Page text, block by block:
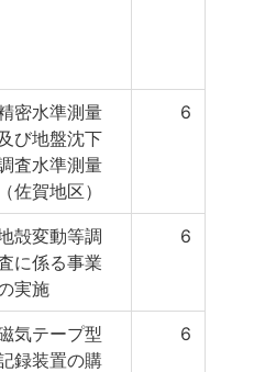
密水準測量
び地盤沈下
査水準測量
（佐賀地区）
6
殻変動等調
に係る事業
実施
6
気テープ型
録装置の購
6